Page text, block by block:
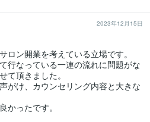
2023年12月15日
ロン開業を考えている立場です。
行なっている一連の流れに問題がな
て頂きました。
がけ、カウンセリング内容と大きな
かったです。